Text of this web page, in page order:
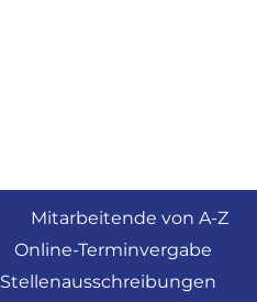
Mitarbeitende von A-Z
Online-Terminvergabe
Stellenausschreibungen